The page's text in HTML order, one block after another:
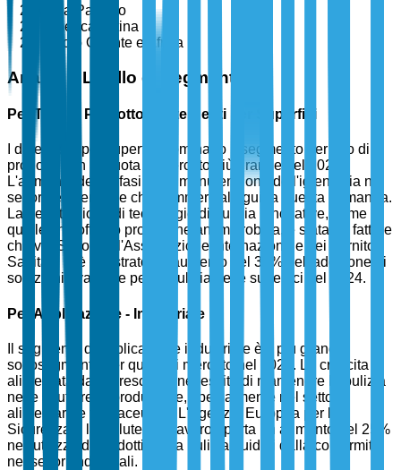
Asia Pacifico
America Latina
Medio Oriente e Africa
Analisi a Livello di Segmento
Per Tipo di Prodotto - Detergenti per Superfici
I detergenti per superfici dominano il segmento per tipo di
prodotto con la quota di mercato più grande nel 2025.
L'aumento dell'enfasi sulla manutenzione dell'igiene sia nei
settori residenziale che commerciale guida questa domanda.
La penetrazione di tecnologie di pulizia innovative, come
quelle che offrono protezione antimicrobica, è stata un fattore
chiave. Secondo l'Associazione Internazionale dei Fornitori
Sanitari, si è registrato un aumento del 30% nell'adozione di
soluzioni avanzate per la pulizia delle superfici nel 2024.
Per Applicazione - Industriale
Il segmento di applicazione industriale è il più grande
sottosegmento per quota di mercato nel 2025. La crescita è
alimentata dalla crescente necessità di mantenere la pulizia
nelle strutture di produzione, specialmente nel settore
alimentare e farmaceutico. L'Agenzia Europea per la
Sicurezza e la Salute sul Lavoro riporta un aumento del 25%
nell'utilizzo di prodotti per la pulizia guidati dalla conformità
nei settori industriali.